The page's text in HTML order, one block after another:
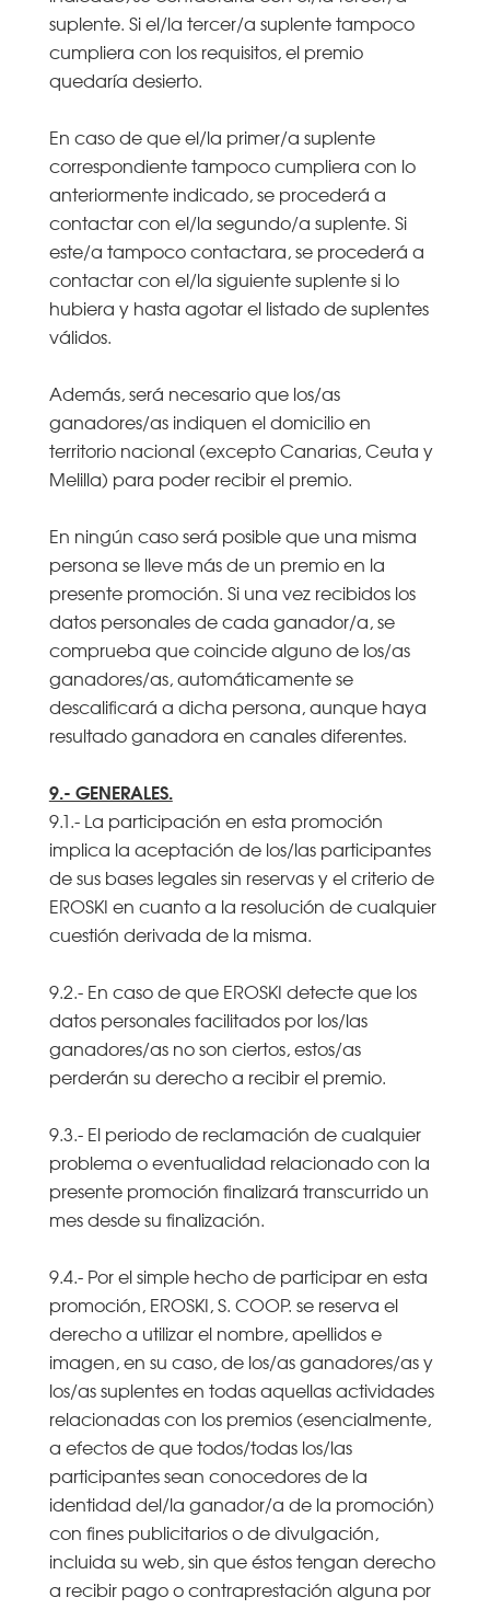
suplente. Si el/la tercer/a suplente tampoco
cumpliera con los requisitos, el premio
quedaría desierto.
En caso de que el/la primer/a suplente
correspondiente tampoco cumpliera con lo
anteriormente indicado, se procederá a
contactar con el/la segundo/a suplente. Si
este/a tampoco contactara, se procederá a
contactar con el/la siguiente suplente si lo
hubiera y hasta agotar el listado de suplentes
válidos.
Además, será necesario que los/as
ganadores/as indiquen el domicilio en
territorio nacional (excepto Canarias, Ceuta y
Melilla) para poder recibir el premio.
En ningún caso será posible que una misma
persona se lleve más de un premio en la
presente promoción. Si una vez recibidos los
datos personales de cada ganador/a, se
comprueba que coincide alguno de los/as
ganadores/as, automáticamente se
descalificará a dicha persona, aunque haya
resultado ganadora en canales diferentes.
9.- GENERALES.
9.1.- La participación en esta promoción
implica la aceptación de los/las participantes
de sus bases legales sin reservas y el criterio de
EROSKI en cuanto a la resolución de cualquier
cuestión derivada de la misma.
9.2.- En caso de que EROSKI detecte que los
datos personales facilitados por los/las
ganadores/as no son ciertos, estos/as
perderán su derecho a recibir el premio.
9.3.- El periodo de reclamación de cualquier
problema o eventualidad relacionado con la
presente promoción finalizará transcurrido un
mes desde su finalización.
9.4.- Por el simple hecho de participar en esta
promoción, EROSKI, S. COOP. se reserva el
derecho a utilizar el nombre, apellidos e
imagen, en su caso, de los/as ganadores/as y
los/as suplentes en todas aquellas actividades
relacionadas con los premios (esencialmente,
a efectos de que todos/todas los/las
participantes sean conocedores de la
identidad del/la ganador/a de la promoción)
con fines publicitarios o de divulgación,
incluida su web, sin que éstos tengan derecho
a recibir pago o contraprestación alguna por